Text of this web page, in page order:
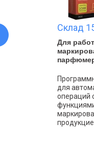
Склад
Для
для
операций